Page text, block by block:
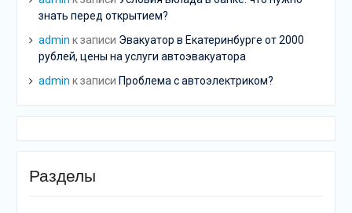
знать перед открытием?
admin к записи Эвакуатор в Екатеринбурге от 2000
рублей, цены на услуги автоэвакуатора
admin к записи Проблема с автоэлектриком?
Разделы